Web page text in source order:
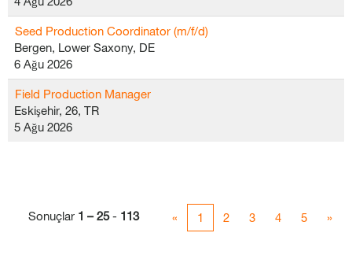
Seed Production Coordinator (m/f/d)
Bergen, Lower Saxony, DE
6 Ağu 2026
Field Production Manager
Eskişehir, 26, TR
5 Ağu 2026
Sonuçlar 1 – 25- 113 « 1 2 3 4 5 »